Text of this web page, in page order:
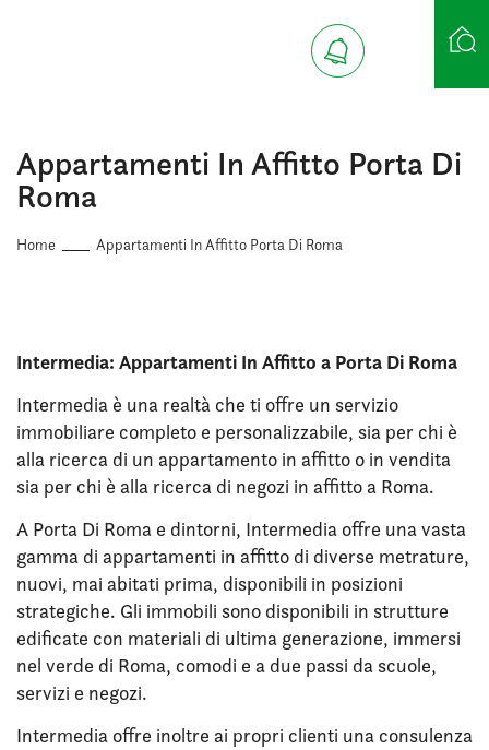
Ricerca case
Appartamenti In Affitto Porta Di
Roma
Home Appartamenti In Affitto Porta Di Roma
Intermedia: Appartamenti In Affitto a Porta Di Roma
Intermedia è una realtà che ti offre un servizio
immobiliare completo e personalizzabile, sia per chi è
alla ricerca di un appartamento in affitto o in vendita
sia per chi è alla ricerca di negozi in affitto a Roma.
A Porta Di Roma e dintorni, Intermedia offre una vasta
gamma di appartamenti in affitto di diverse metrature,
nuovi, mai abitati prima, disponibili in posizioni
strategiche. Gli immobili sono disponibili in strutture
edificate con materiali di ultima generazione, immersi
nel verde di Roma, comodi e a due passi da scuole,
servizi e negozi.
Intermedia offre inoltre ai propri clienti una consulenza